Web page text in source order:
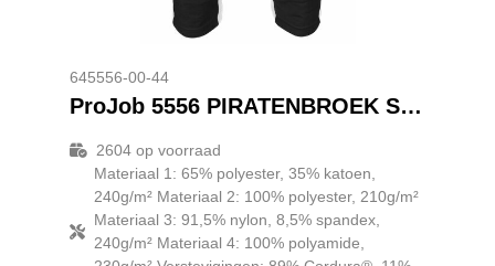
645556-00-44
ProJob 5556 PIRATENBROEK STRETCH
2604op voorraad
Materiaal 1: 65% polyester, 35% katoen,
240g/m² Materiaal 2: 100% polyester, 210g/m²
Materiaal 3: 91,5% nylon, 8,5% spandex,
240g/m² Materiaal 4: 100% polyamide,